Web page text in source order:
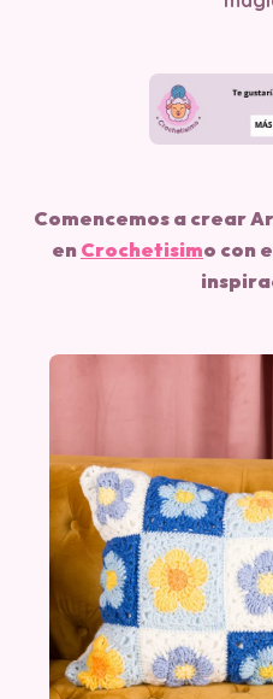
Comencemos a crear
en Crochetisimo con